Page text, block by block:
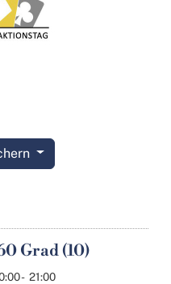
Grad (10)
- 21:00